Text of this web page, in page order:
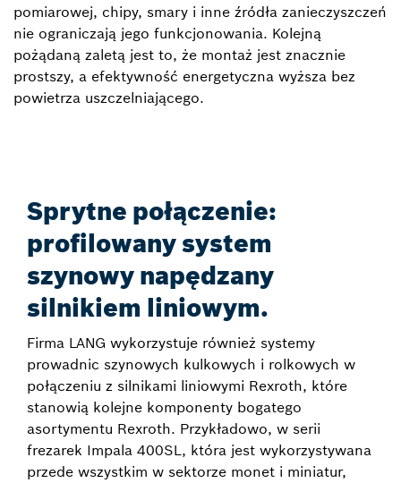
pomiarowej, chipy, smary i inne źródła zanieczyszczeń
nie ograniczają jego funkcjonowania. Kolejną
pożądaną zaletą jest to, że montaż jest znacznie
prostszy, a efektywność energetyczna wyższa bez
powietrza uszczelniającego.
Sprytne połączenie:
profilowany system
szynowy napędzany
silnikiem liniowym.
Firma LANG wykorzystuje również systemy
prowadnic szynowych kulkowych i rolkowych w
połączeniu z silnikami liniowymi Rexroth, które
stanowią kolejne komponenty bogatego
asortymentu Rexroth. Przykładowo, w serii
frezarek Impala 400SL, która jest wykorzystywana
przede wszystkim w sektorze monet i miniatur,